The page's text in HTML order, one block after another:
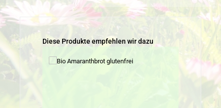
Produktgalerie überspringen
Diese Produkte empfehlen wir dazu